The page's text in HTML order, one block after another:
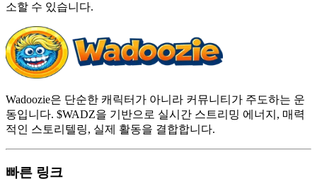
소할 수 있습니다.
Wadoozie은 단순한 캐릭터가 아니라 커뮤니티가 주도하는 운
동입니다. $WADZ을 기반으로 실시간 스트리밍 에너지, 매력
적인 스토리텔링, 실제 활동을 결합합니다.
빠른 링크